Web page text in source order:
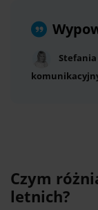
Stefania
Czym
letnich?